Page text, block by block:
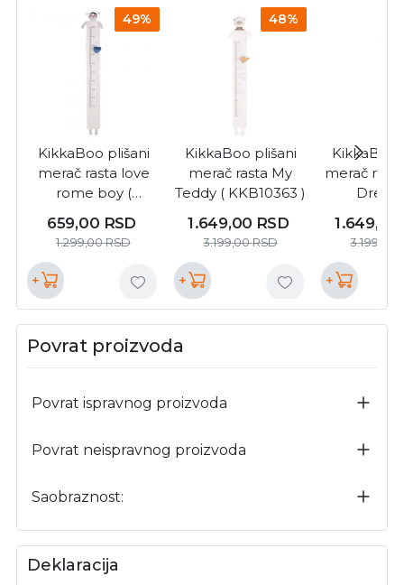
49%
KikkaBoo plišani
merač rasta love
rome boy (
659,00 RSD
1.299,00RSD
+
48%
KikkaBoo plišani
merač rasta My
Teddy ( KKB10363 )
1.649,00 RSD
3.199,00RSD
+
KikkaBoo
merač
1.649,00
3.199,00
+
Povrat proizvoda
Povrat ispravnog proizvoda
Povrat neispravnog proizvoda
Saobraznost:
Deklaracija